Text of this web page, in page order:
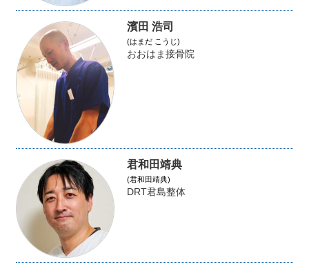
濱田 浩司
(はまだ こうじ)
おおはま接骨院
君和田靖典
(君和田靖典)
DRT君島整体